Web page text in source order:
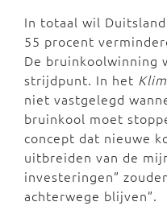
In totaal wil
55 procent
De bruinkoolwinning
strijdpunt. In het
niet vastgelegd
bruinkool moet
concept dat nieuwe
uitbreiden van de
investeringen”
achterwege blijven”.